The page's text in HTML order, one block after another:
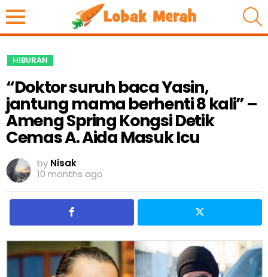
HIBURAN
“Doktor suruh baca Yasin,
jantung mama berhenti 8 kali” –
Ameng Spring Kongsi Detik
Cemas A. Aida Masuk Icu
by Nisak
10 months ago